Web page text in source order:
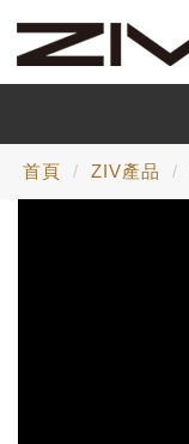
首頁 ZIV產品